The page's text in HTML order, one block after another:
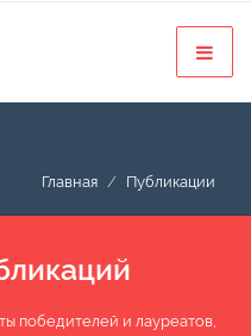
Главная Публикации
победителей и лауреатов,